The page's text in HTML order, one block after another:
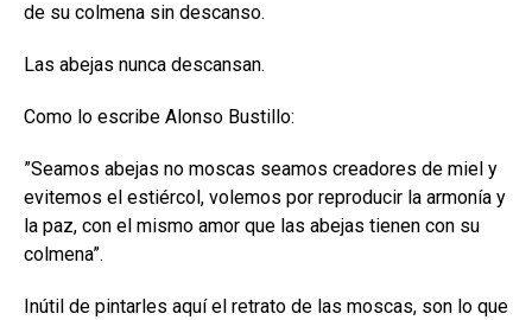
de su colmena sin descanso.
Las abejas nunca descansan.
Como lo escribe Alonso Bustillo:
”Seamos abejas no moscas seamos creadores de miel y
evitemos el estiércol, volemos por reproducir la armonía y
la paz, con el mismo amor que las abejas tienen con su
colmena”.
Inútil de pintarles aquí el retrato de las moscas, son lo que